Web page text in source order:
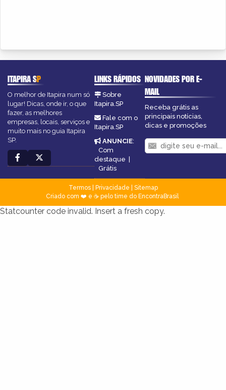
ITAPIRASP
O melhor de Itapira num só
lugar! Dicas, onde ir, o que
fazer, as melhores
empresas, locais, serviços e
muito mais no guia Itapira
SP.
LINKS RÁPIDOS
Sobre
Itapira.SP
Fale com o
Itapira.SP
ANUNCIE:
Com
destaque |
Grátis
NOVIDADES POR E-
MAIL
Receba grátis as
principais notícias,
dicas e promoções
Termos| Privacidade
Sitemap
Criado com ❤️ e ☕ pelo time do EncontraBrasil
Statcounter code invalid. Insert a fresh copy.